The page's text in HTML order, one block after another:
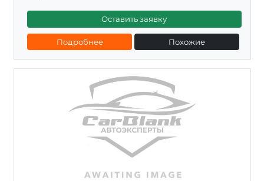
Оставить заявку
Подробнее Похожие